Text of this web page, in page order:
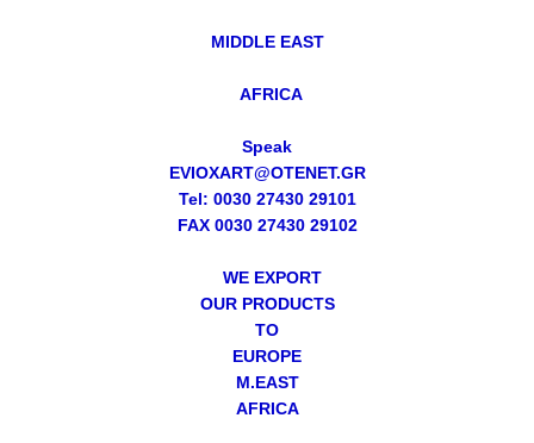
MIDDLE EAST
AFRICA
Speak
EVIOXART@OTENET.GR
Tel: 0030 27430 29101
FAX 0030 27430 29102
WE EXPORT
OUR PRODUCTS
TO
EUROPE
M.EAST
AFRICA